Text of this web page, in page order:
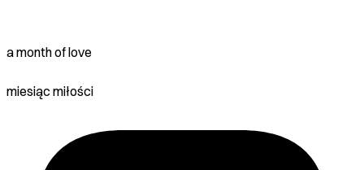
a month of love
miesiąc miłości